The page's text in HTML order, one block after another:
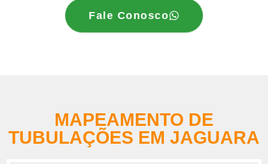
Fale Conosco
MAPEAMENTO DE
TUBULAÇÕES EM JAGUARA